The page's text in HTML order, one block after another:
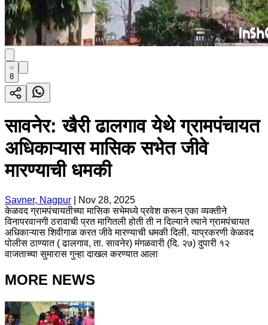
8
सावनेर: खैरी ढालगाव येथे ग्रामपंचायत
अधिकाऱ्यास मासिक सभेत जीवे
मारण्याची धमकी
Savner, Nagpur
Nov 28, 2025
केळवद ग्रामपंचायतीच्या मासिक सभेमध्ये प्रवेश करून एका व्यक्तीने
विनापरवानगी ठरावाची प्रत मागितली होती ती न दिल्याने त्याने ग्रामपंचायत
अधिकाऱ्यास शिवीगाळ करत जीवे मारण्याची धमकी दिली. याप्रकरणी केळवद
पोलीस ठाण्यात ( ढालगाव, ता. सावनेर) मंगळवारी (दि. २७) दुपारी १२
वाजताच्या सुमारास गुन्हा दाखल करण्यात आला
MORE NEWS